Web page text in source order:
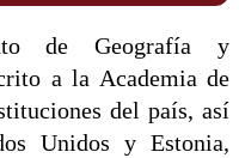
de Geografía y
a la Academia de
del país, así
Unidos y Estonia,